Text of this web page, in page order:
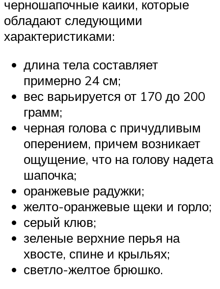
черношапочные каики, которые
обладают следующими
характеристиками:
длина тела составляет
примерно 24 см;
вес варьируется от 170 до 200
грамм;
черная голова с причудливым
оперением, причем возникает
ощущение, что на голову надета
шапочка;
оранжевые радужки;
желто-оранжевые щеки и горло;
серый клюв;
зеленые верхние перья на
хвосте, спине и крыльях;
светло-желтое брюшко.